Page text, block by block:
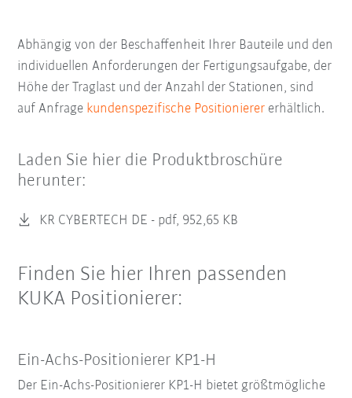
Abhängig von der Beschaffenheit Ihrer Bauteile und den
individuellen Anforderungen der Fertigungsaufgabe, der
Höhe der Traglast und der Anzahl der Stationen, sind
auf Anfrage kundenspezifische Positionierer erhältlich.
Laden Sie hier die Produktbroschüre
herunter:
KR CYBERTECH DE - pdf, 952,65 KB
Finden Sie hier Ihren passenden
KUKA Positionierer:
Ein-Achs-Positionierer KP1-H
Der Ein-Achs-Positionierer KP1-H bietet größtmögliche